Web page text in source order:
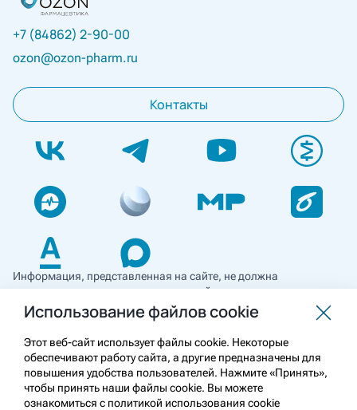
+7 (84862) 2-90-00
ozon@ozon-pharm.ru
Контакты
Информация, представленная на сайте, не должна
использоваться для самостоятельной диагностики и лечения
и не может служить заменой очной консультации врача. Перед
применением необходимо ознакомиться
с противопоказаниями препарата. Информация
о лекарственных средствах рецептурного отпуска
предназначена для медицинских и фармацевтических
работников.
Использование файлов cookie
Этот веб-сайт использует файлы cookie. Некоторые
обеспечивают работу сайта, а другие предназначены для
повышения удобства пользователей. Нажмите «Принять»,
чтобы принять наши файлы cookie. Вы можете
ознакомиться с политикой использования cookie